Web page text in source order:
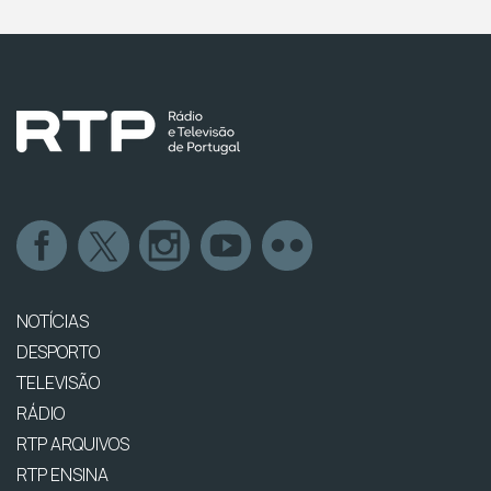
NOTÍCIAS
DESPORTO
TELEVISÃO
RÁDIO
RTP ARQUIVOS
RTP ENSINA